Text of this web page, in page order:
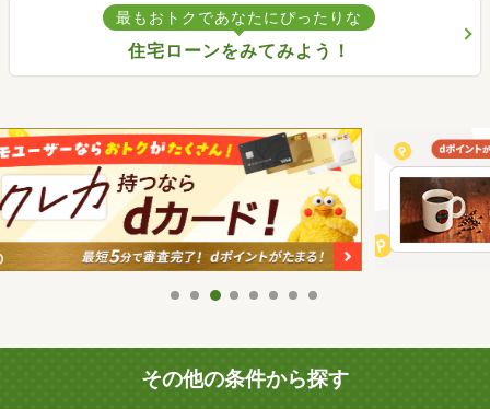
最もおトクであなたにぴったりな
住宅ローンをみてみよう！
その他の条件から探す